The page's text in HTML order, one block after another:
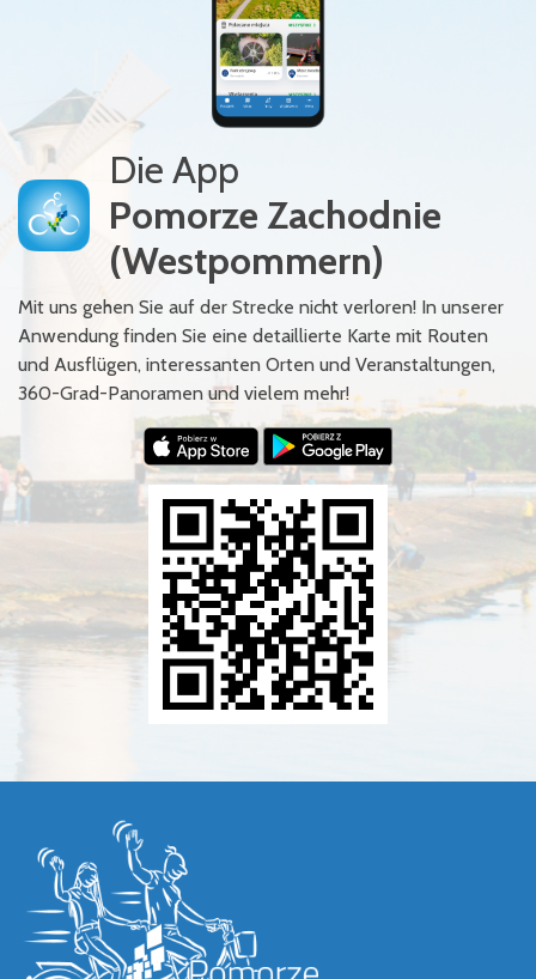
Die App
Pomorze Zachodnie
(Westpommern)
Mit uns gehen Sie auf der Strecke nicht verloren! In unserer
Anwendung finden Sie eine detaillierte Karte mit Routen
und Ausflügen, interessanten Orten und Veranstaltungen,
360-Grad-Panoramen und vielem mehr!